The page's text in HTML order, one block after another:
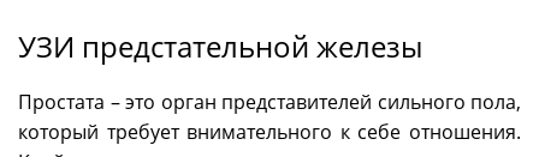
УЗИ предстательной железы
Простата – это орган представителей сильного пола,
который требует внимательного к себе отношения.